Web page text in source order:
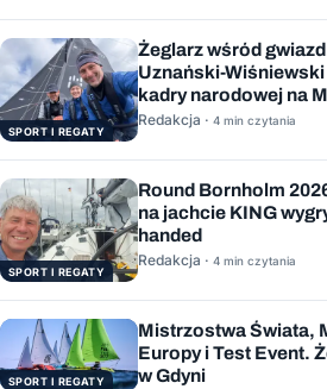
SPORT I REGATY
Żeglarz wśród
Uznański-Wiśniewski
kadry narodowej na
Stację Kosmiczną
Redakcja · 4 min czytania
SPORT I REGATY
Round Bornholm
na jachcie KING
handed
Redakcja · 4 min czytania
SPORT I REGATY
Mistrzostwa Świata,
Europy i Test Event.
w Gdyni